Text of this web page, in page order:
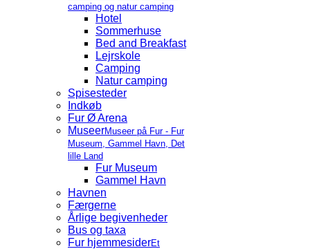
camping og natur camping
Hotel
Sommerhuse
Bed and Breakfast
Lejrskole
Camping
Natur camping
Spisesteder
Indkøb
Fur Ø Arena
MuseerMuseer på Fur - Fur
Museum, Gammel Havn, Det
lille Land
Fur Museum
Gammel Havn
Havnen
Færgerne
Årlige begivenheder
Bus og taxa
Fur hjemmesiderEt